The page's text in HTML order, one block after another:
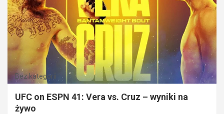
Bez kategorii
UFC on ESPN 41: Vera vs. Cruz – wyniki na
żywo